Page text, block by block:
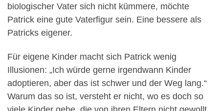
biologischer Vater sich nicht kümmere, möchte
Patrick eine gute Vaterfigur sein. Eine bessere als
Patricks eigener.
Für eigene Kinder macht sich Patrick wenig
Illusionen: „Ich würde gerne irgendwann Kinder
adoptieren, aber das ist schwer und der Weg lang.“
Warum das so ist, versteht er nicht, wo es doch so